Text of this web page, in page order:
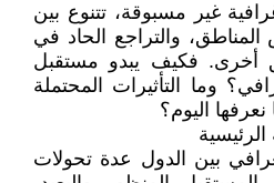
غير مسبوقة، تتنوع بين
والتراجع الحاد في
أخرى. فكيف يبدو مستقبل
وما التأثيرات المحتملة
اليوم؟
الرئيسية
بين الدول عدة تحولات